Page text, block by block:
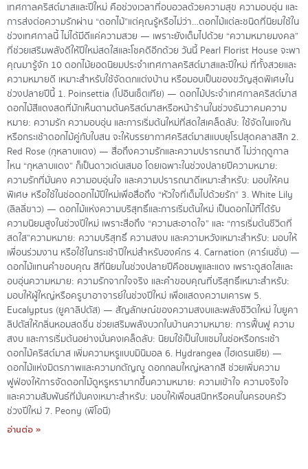
เทศกาลคริสต์มาสและปีใหม่ คือช่วงเวลาที่อบอวลด้วยความสุข ความอบอุ่น และ
การส่งต่อความรักผ่าน “ดอกไม้” แต่คุณรู้หรือไม่ว่า…ดอกไม้แต่ละชนิดที่นิยมใช้ใน
ช่วงเทศกาลนี้ ไม่ได้มีดีแค่ความสวย — เพราะยังเต็มไปด้วย “ความหมายมงคล”
ที่ช่วยเสริมพลังดีให้ปีใหม่สดใสและโชคดีอีกด้วย วันนี้ Pearl Florist House จะพา
คุณมารู้จัก 10 ดอกไม้ยอดนิยมประจำเทศกาลคริสต์มาสและปีใหม่ ที่ทั้งสวยและ
ความหมายดี เหมาะสำหรับใช้จัดตกแต่งบ้าน หรือมอบเป็นของขวัญสุดพิเศษใน
ช่วงปลายปีนี้ 1. Poinsettia (โปอินเซ็ตเทีย) — ดอกไม้ประจำเทศกาลคริสต์มาส
ดอกไม้สีแดงสดที่มักเห็นตามต้นคริสต์มาสหรือหน้าร้านในช่วงธันวาคมความ
หมาย: ความรัก ความอบอุ่น และการเริ่มต้นใหม่ที่สดใสเคล็ดลับ: ใช้จัดในแจกัน
หรือกระเช้าดอกไม้คู่กับใบสน จะให้บรรยากาศคริสต์มาสแบบยุโรปสุดคลาสสิก 2.
Red Rose (กุหลาบแดง) — สื่อถึงความรักและความปรารถนาดี ไม่ว่าฤดูกาล
ไหน “กุหลาบแดง” ก็เป็นดาวเด่นเสมอ โดยเฉพาะในช่วงปลายปีความหมาย:
ความรักที่มั่นคง ความอบอุ่นใจ และความปรารถนาดีเหมาะสำหรับ: มอบให้คน
พิเศษ หรือใช้ในช่อดอกไม้ปีใหม่เพื่อสื่อถึง “หัวใจที่เต็มไปด้วยรัก” 3. White Lily
(ลิลลี่ขาว) — ดอกไม้แห่งความบริสุทธิ์และการเริ่มต้นใหม่ เป็นดอกไม้ที่ได้รับ
ความนิยมสูงในช่วงปีใหม่ เพราะสื่อถึง “ความสะอาดใจ” และ “การเริ่มต้นชีวิตที่
สดใส”ความหมาย: ความบริสุทธิ์ ความสงบ และความหวังเหมาะสำหรับ: มอบให้
เพื่อนร่วมงาน หรือใช้ในกระเช้าปีใหม่สำหรับองค์กร 4. Carnation (คาร์เนชั่น) —
ดอกไม้แทนคำขอบคุณ สีที่นิยมในช่วงปลายปีคือชมพูและแดง เพราะดูสดใสและ
อบอุ่นความหมาย: ความรักจากใจจริง และคำขอบคุณที่บริสุทธิ์เหมาะสำหรับ:
มอบให้ผู้ใหญ่หรือครูบาอาจารย์ในช่วงปีใหม่ เพื่อแสดงความเคารพ 5.
Eucalyptus (ยูคาลิปตัส) — สัญลักษณ์ของความสงบและพลังชีวิตใหม่ ใบยูคา
ลิปตัสให้กลิ่นหอมสดชื่น ช่วยเสริมพลังบวกในบ้านความหมาย: การฟื้นฟู ความ
สงบ และการเริ่มต้นอย่างมั่นคงเคล็ดลับ: นิยมใช้เป็นใบแซมในช่อหรือกระเช้า
ดอกไม้คริสต์มาส เพิ่มความหรูแบบมินิมอล 6. Hydrangea (ไฮเดรนเยีย) —
ดอกไม้แห่งมิตรภาพและความกตัญญู ดอกกลมใหญ่หลากสี ช่วยเพิ่มความ
ฟูฟ่องให้การจัดดอกไม้ดูหรูหรามากขึ้นความหมาย: ความเข้าใจ ความจริงใจ
และความสัมพันธ์ที่มั่นคงเหมาะสำหรับ: มอบให้เพื่อนสนิทหรือคนในครอบครัว
ช่วงปีใหม่ 7. Peony (พีโอนี)
อ่านต่อ »